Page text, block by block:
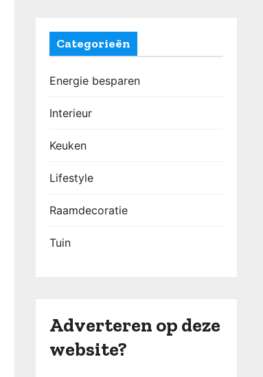
Categorieën
Energie besparen
Interieur
Keuken
Lifestyle
Raamdecoratie
Tuin
Adverteren op deze
website?